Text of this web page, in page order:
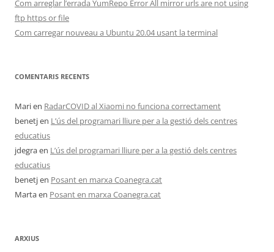
Com arreglar l’errada YumRepo Error All mirror urls are not using
ftp https or file
Com carregar nouveau a Ubuntu 20.04 usant la terminal
COMENTARIS RECENTS
Marien RadarCOVID al Xiaomi no funciona correctament
benetjen L’ús del programari lliure per a la gestió dels centres
educatius
jdegraen L’ús del programari lliure per a la gestió dels centres
educatius
benetjen Posant en marxa Coanegra.cat
Martaen Posant en marxa Coanegra.cat
ARXIUS